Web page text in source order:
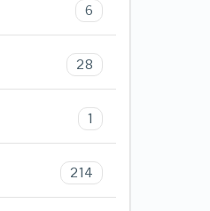
6
28
1
214